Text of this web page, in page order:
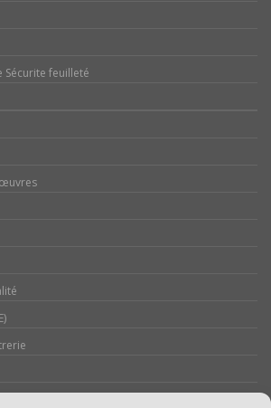
feuilleté